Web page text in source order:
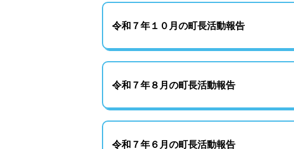
令和７年１０月の町長活動報告
令和７年８月の町長活動報告
令和７年６月の町長活動報告